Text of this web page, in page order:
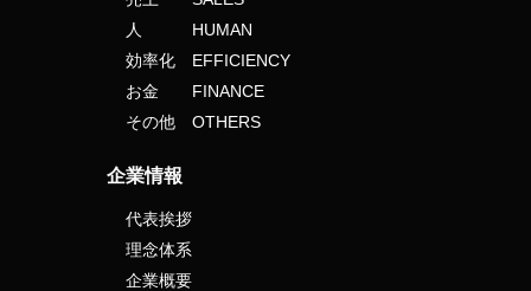
人 HUMAN
効率化 EFFICIENCY
お金 FINANCE
その他 OTHERS
企業情報
代表挨拶
理念体系
企業概要